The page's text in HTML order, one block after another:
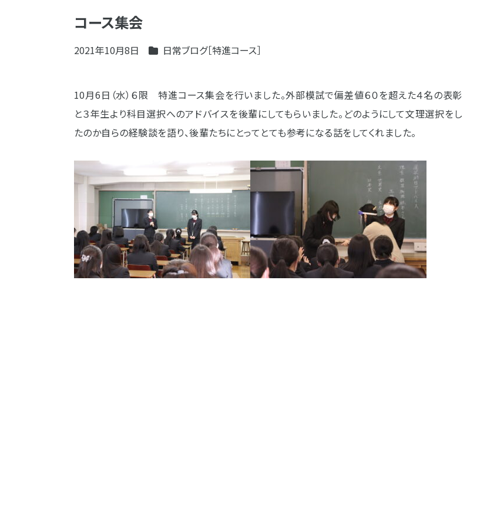
コース集会
2021年10月8日 日常ブログ［特進コース］
10月6日（水）６限 特進コース集会を行いました。外部模試で偏差値６０を超えた４名の表彰
と３年生より科目選択へのアドバイスを後輩にしてもらいました。どのようにして文理選択をし
たのか自らの経験談を語り、後輩たちにとってとても参考になる話をしてくれました。